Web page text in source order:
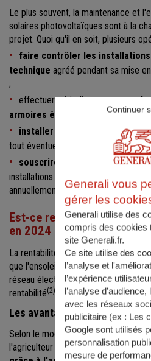
Le plus souvent, la maintenance et
solaires photovoltaïques sont à la
projet. Quoi qu'il en soit, plusieurs
faire contrôler les
technique agréé pendant sa mise
;
effectuer périodiquementune
armoires électriques
pour
installer un système de
tout éventuel dysfonctionnement ;
souscrire un contrat de
installations agrivoltaïques soient
annuellement.
Est-ce rentable de mettre
en 2024 en France ?
La rentabilité des installations
que l'ensoleillement, la puissance
réseau électrique, qui sont
rentabilité(2)
Les avantages et les
Selon le modèle économique
l'agriculteur la possibilité deréduire
Generali vous
gérer les
Generali utilise des
compris des cookies
site Generali.fr.
Ce site utilise des
l’analyse et
l’expérience
l’analyse d’audience,
avec les réseaux
publicitaire (ex : Les
Google sont utilisés
personnalisation
mesure de
Continuer